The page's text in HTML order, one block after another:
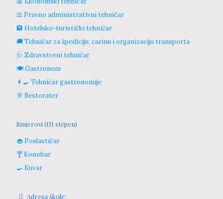
⚖️ Pravno administrativni tehničar
🏨 Hotelsko-turistički tehničar
🚚 Tehničar za špediciju, carinu i organizaciju transporta
🩺 Zdravstveni tehničar
🍽️ Gastronom
👨‍🍳 Tehničar gastronomije
🥂 Restorater
Smjerovi (III stepen)
🧁 Poslastičar
🍸 Konobar
🍳 Kuvar
Adresa škole: